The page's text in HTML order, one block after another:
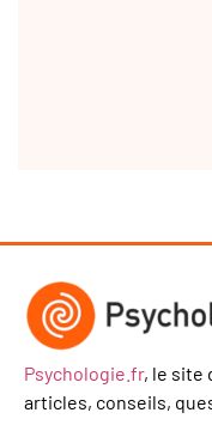
Psychologie.fr, le site
articles, conseils,